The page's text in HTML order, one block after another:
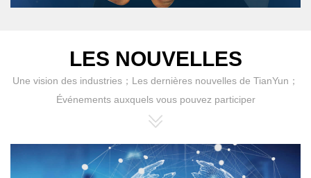
LES NOUVELLES
Une vision des industries；Les dernières nouvelles de TianYun；
Événements auxquels vous pouvez participer